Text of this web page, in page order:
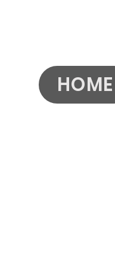
HOME